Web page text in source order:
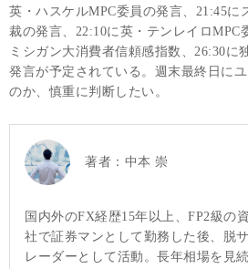
英・ハスケルMPC委員の発言、21:45に
裁の発言、22:10に英・テンレイロMPC
ミシガン大消費者信頼感指数、26:30に
発言が予定されている。週末最終日に
のか、慎重に判断したい。
著者： 中本 崇
国内外のFX経歴15年以上、FP2級の
社で証券マンとして勤務した後、脱
レーダーとして活動。長年相場を見